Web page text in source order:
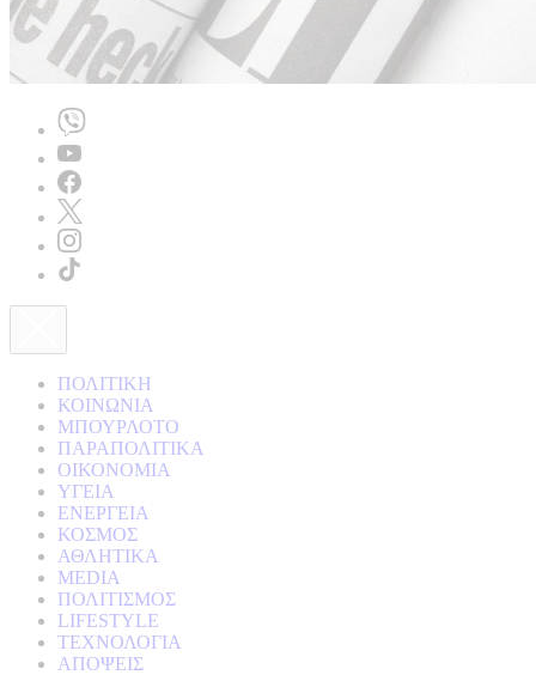
ΠΟΛΙΤΙΚΗ
ΚΟΙΝΩΝΙΑ
ΜΠΟΥΡΛΟΤΟ
ΠΑΡΑΠΟΛΙΤΙΚΑ
ΟΙΚΟΝΟΜΙΑ
ΥΓΕΙΑ
ΕΝΕΡΓΕΙΑ
ΚΟΣΜΟΣ
ΑΘΛΗΤΙΚΑ
MEDIA
ΠΟΛΙΤΙΣΜΟΣ
LIFESTYLE
ΤΕΧΝΟΛΟΓΙΑ
ΑΠΟΨΕΙΣ